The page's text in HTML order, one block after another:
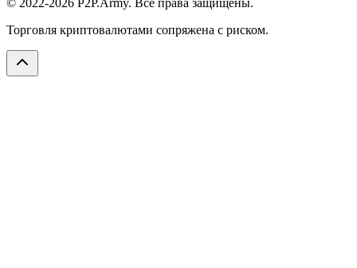
© 2022-2026 P2P.Army. Все права защищены.
Торговля криптовалютами сопряжена с риском.